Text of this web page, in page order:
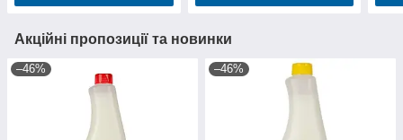
Акційні пропозиції та новинки
–46% –46%